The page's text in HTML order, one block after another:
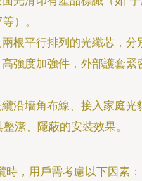
）。
兩根平行排列的光纖芯，分
強度加強件，外部護套緊
纜沿墻角布線、接入家庭光
潔、隱蔽的安裝效果。
，用戶需考慮以下因素：